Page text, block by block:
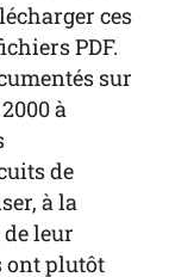
ces
PDF.
sur
à
de
à la
leur
ont plutôt